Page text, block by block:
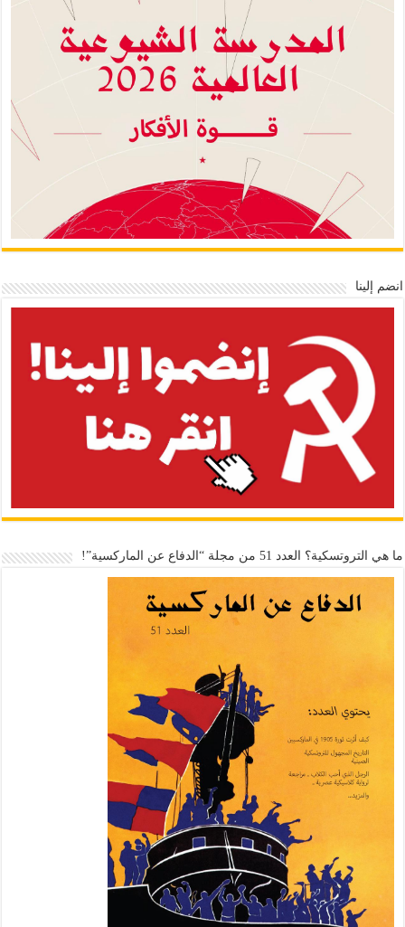
انضم إلينا
ما هي التروتسكية؟ العدد 51 من مجلة “الدفاع عن الماركسية”!